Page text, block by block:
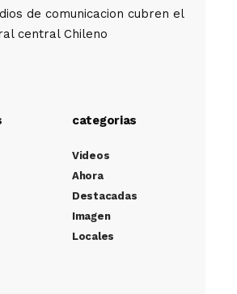
de comunicacion cubren el
central Chileno
categorias
Videos
Ahora
Destacadas
Imagen
Locales